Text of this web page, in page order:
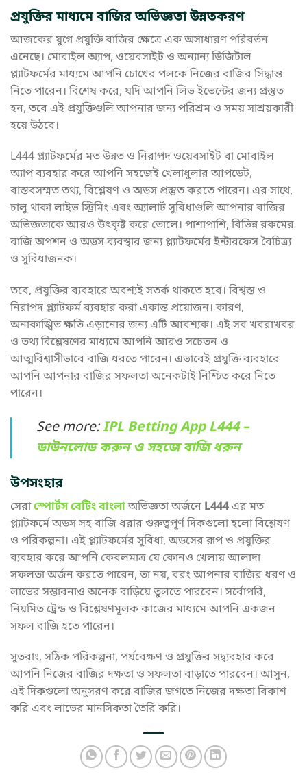
প্রযুক্তির মাধ্যমে বাজির অভিজ্ঞতা উন্নতকরণ
আজকের যুগে প্রযুক্তি বাজির ক্ষেত্রে এক অসাধারণ পরিবর্তন
এনেছে। মোবাইল অ্যাপ, ওয়েবসাইট ও অন্যান্য ডিজিটাল
প্ল্যাটফর্মের মাধ্যমে আপনি চোখের পলকে নিজের বাজির সিদ্ধান্ত
নিতে পারেন। বিশেষ করে, যদি আপনি লিভ ইভেন্টের জন্য প্রস্তুত
হন, তবে এই প্রযুক্তিগুলি আপনার জন্য পরিশ্রম ও সময় সাশ্রয়কারী
হয়ে উঠবে।
L444 প্ল্যাটফর্মের মত উন্নত ও নিরাপদ ওয়েবসাইট বা মোবাইল
অ্যাপ ব্যবহার করে আপনি সহজেই খেলাধুলার আপডেট,
বাস্তবসম্মত তথ্য, বিশ্লেষণ ও অডস প্রস্তুত করতে পারেন। এর সাথে,
চালু থাকা লাইভ স্ট্রিমিং এবং অ্যালার্ট সুবিধাগুলি আপনার বাজির
অভিজ্ঞতাকে আরও উৎকৃষ্ট করে তোলে। পাশাপাশি, বিভিন্ন রকমের
বাজি অপশন ও অডস ব্যবস্থার জন্য প্ল্যাটফর্মের ইন্টারফেস বৈচিত্র্য
ও সুবিধাজনক।
তবে, প্রযুক্তির ব্যবহারে অবশ্যই সতর্ক থাকতে হবে। বিশ্বস্ত ও
নিরাপদ প্ল্যাটফর্ম ব্যবহার করা একান্ত প্রয়োজন। কারণ,
অনাকাঙ্খিত ক্ষতি এড়ানোর জন্য এটি আবশ্যক। এই সব খবরাখবর
ও তথ্য বিশ্লেষণের মাধ্যমে আপনি আরও সচেতন ও
আত্মবিশ্বাসীভাবে বাজি ধরতে পারেন। এভাবেই প্রযুক্তি ব্যবহারে
আপনি আপনার বাজির সফলতা অনেকটাই নিশ্চিত করে নিতে
পারেন।
See more:IPL Betting App L444 –
ডাউনলোড করুন ও সহজে বাজি ধরুন
উপসংহার
সেরাস্পোর্টস বেটিং বাংলাঅভিজ্ঞতা অর্জনে L444এর মত
প্ল্যাটফর্মে অডস সহ বাজি ধরার গুরুত্বপূর্ণ দিকগুলো হলো বিশ্লেষণ
ও পরিকল্পনা। এই প্ল্যাটফর্মের সুবিধা, অডসের রূপ ও প্রযুক্তির
ব্যবহার করে আপনি কেবলমাত্র যে কোনও খেলায় আলাদা
সফলতা অর্জন করতে পারেন, তা নয়, বরং আপনার বাজির ধরণ ও
লাভের সম্ভাবনাও অনেক বাড়িয়ে তুলতে পারবেন। সর্বোপরি,
নিয়মিত ট্রেন্ড ও বিশ্লেষণমূলক কাজের মাধ্যমে আপনি একজন
সফল বাজি হতে পারেন।
সুতরাং, সঠিক পরিকল্পনা, পর্যবেক্ষণ ও প্রযুক্তির সদ্ব্যবহার করে
আপনি নিজের বাজির দক্ষতা ও সফলতা বাড়াতে পারবেন। আসুন,
এই দিকগুলো অনুসরণ করে বাজির জগতে নিজের দক্ষতা বিকাশ
করি এবং লাভের মানসিকতা তৈরি করি।